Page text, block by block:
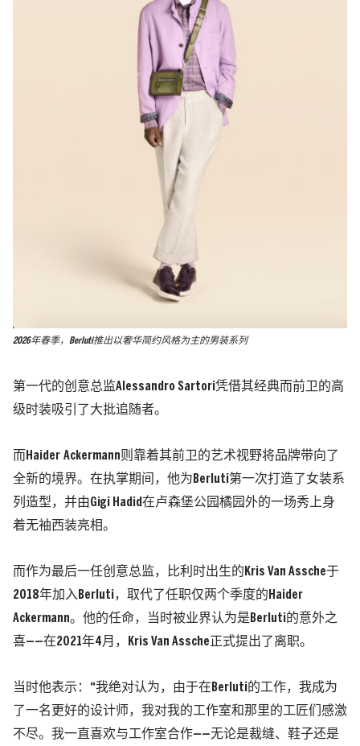
2026年春季，Berluti推出以奢华简约风格为主的男装系列
第一代的创意总监Alessandro Sartori凭借其经典而前卫的高
级时装吸引了大批追随者。
而Haider Ackermann则靠着其前卫的艺术视野将品牌带向了
全新的境界。在执掌期间，他为Berluti第一次打造了女装系
列造型，并由Gigi Hadid在卢森堡公园橘园外的一场秀上身
着无袖西装亮相。
而作为最后一任创意总监，比利时出生的Kris Van Assche于
2018年加入Berluti，取代了任职仅两个季度的Haider
Ackermann。他的任命，当时被业界认为是Berluti的意外之
喜——在2021年4月，Kris Van Assche正式提出了离职。
当时他表示：“我绝对认为，由于在Berluti的工作，我成为
了一名更好的设计师，我对我的工作室和那里的工匠们感激
不尽。我一直喜欢与工作室合作——无论是裁缝、鞋子还是